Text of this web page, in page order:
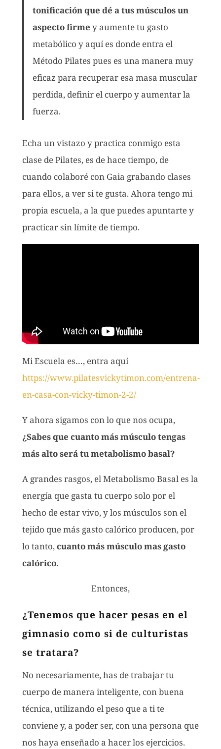
tonificación que dé a tus músculos un
aspecto firme y aumente tu gasto
metabólico y aquí es donde entra el
Método Pilates pues es una manera muy
eficaz para recuperar esa masa muscular
perdida, definir el cuerpo y aumentar la
fuerza.
Echa un vistazo y practica conmigo esta
clase de Pilates, es de hace tiempo, de
cuando colaboré con Gaia grabando clases
para ellos, a ver si te gusta. Ahora tengo mi
propia escuela, a la que puedes apuntarte y
practicar sin límite de tiempo.
Mi Escuela es…, entra aquí
https://www.pilatesvickytimon.com/entrena-
en-casa-con-vicky-timon-2-2/
Y ahora sigamos con lo que nos ocupa,
¿Sabes que cuanto más músculo tengas
más alto será tu metabolismo basal?
A grandes rasgos, el Metabolismo Basal es la
energía que gasta tu cuerpo solo por el
hecho de estar vivo, y los músculos son el
tejido que más gasto calórico producen, por
lo tanto,cuanto más músculo mas gasto
calórico.
Entonces,
¿Tenemos que hacer pesas en el
gimnasio como si de culturistas
se tratara?
No necesariamente, has de trabajar tu
cuerpo de manera inteligente, con buena
técnica, utilizando el peso que a ti te
conviene y, a poder ser, con una persona que
nos haya enseñado a hacer los ejercicios.